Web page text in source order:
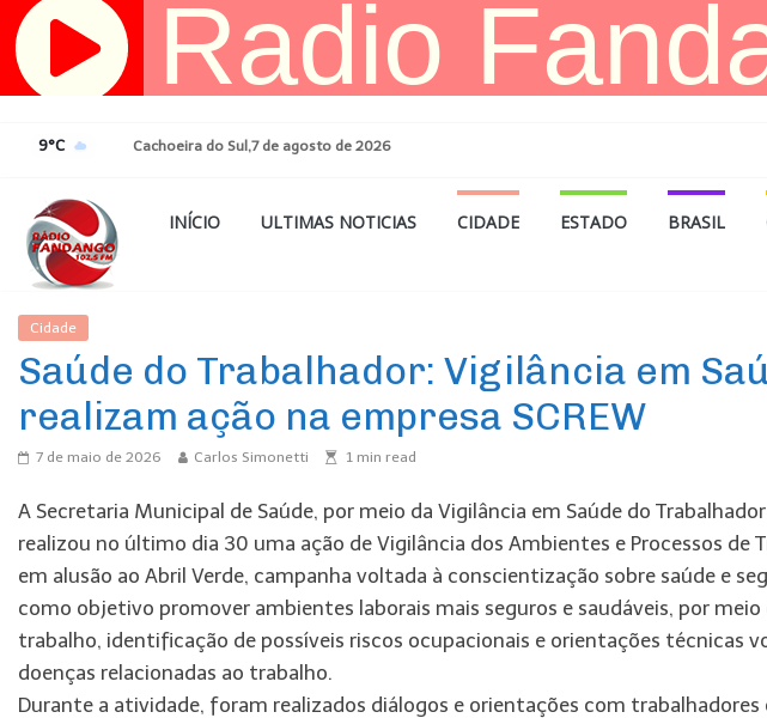
Pular
para
9°C Cachoeira do Sul,7 de agosto de 2026
INÍCIO ULTIMAS NOTICIAS CIDADE ESTADO BRASIL
Cidade
Saúde do Trabalhador: Vigilância em
realizam ação na empresa SCREW
7 de maio de 2026 Carlos Simonetti 1 min read
A Secretaria Municipal de Saúde, por meio da Vigilância em Saúde do Trabalhador
realizou no último dia 30 uma ação de Vigilância dos Ambientes e Processos de
em alusão ao Abril Verde, campanha voltada à conscientização sobre saúde e
como objetivo promover ambientes laborais mais seguros e saudáveis, por meio
trabalho, identificação de possíveis riscos ocupacionais e orientações técnicas
doenças relacionadas ao trabalho.
Durante a atividade, foram realizados diálogos e orientações com trabalhadores